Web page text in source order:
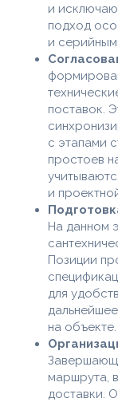
и
подход
и
поставок.
с этапами
простоев
и
На данном
Позиции
для
на объекте.
маршрута,
доставки.